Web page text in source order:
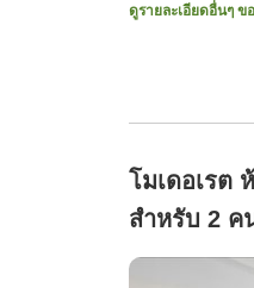
ดูรายละเอียดอื่นๆ ข
โมเดอเรต
สำหรับ 2 ค